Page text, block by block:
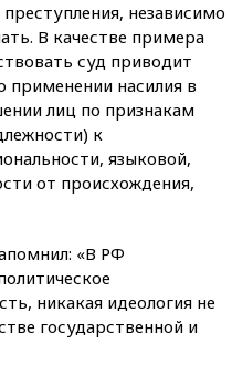
независимо
В качестве примера
суд приводит
применении насилия в
лиц по признакам
к
языковой,
от происхождения,
«В РФ
никакая идеология не
государственной и